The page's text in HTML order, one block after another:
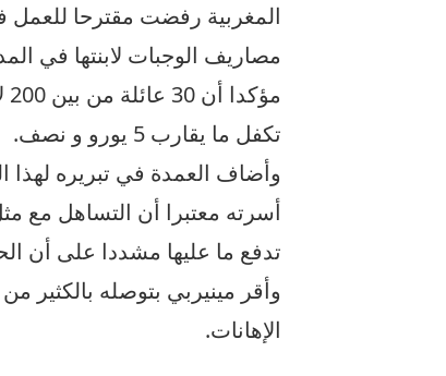
المغربية رفضت مقترحا للعمل
مصاريف الوجبات لابنتها في
تكفل ما يقارب 5 يورو و نصف.
وأضاف العمدة في تبريره لهذا
أسرته معتبرا أن التساهل مع
تدفع ما عليها مشددا على أن
وأقر مينيربي بتوصله
الإهانات.